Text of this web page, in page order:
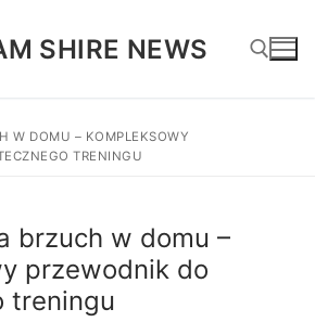
SHIRE NEWS
Search for:
W DOMU – KOMPLEKSOWY
TRENINGU
brzuch w domu –
przewodnik do
treningu